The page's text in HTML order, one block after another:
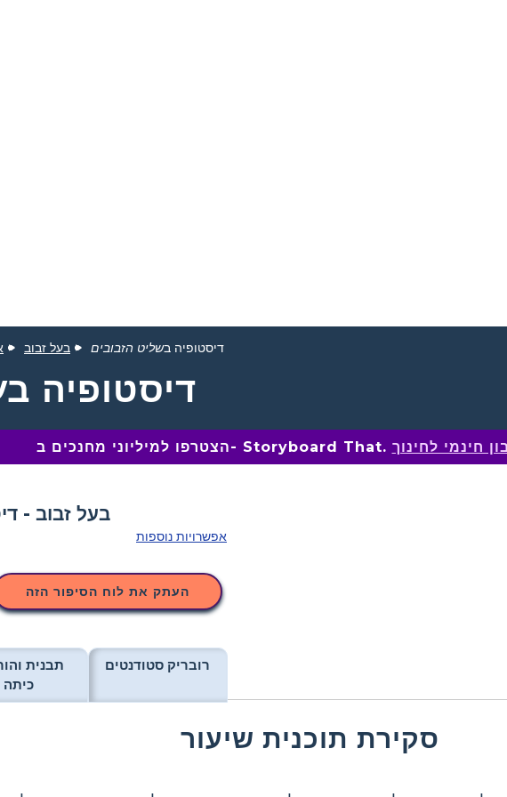
בעל זבוב דיסטופיה בשליט הזבובים
דיסטופיה ב
הצטרפו למיליוני מחנכים ב- Storyboard That. חינמי לחינוך
אפשרויות נוספות
העתק את לוח הסיפור הזה
תבנית
כיתה
רובריק סטודנטים
סקירת תוכנית שיעור